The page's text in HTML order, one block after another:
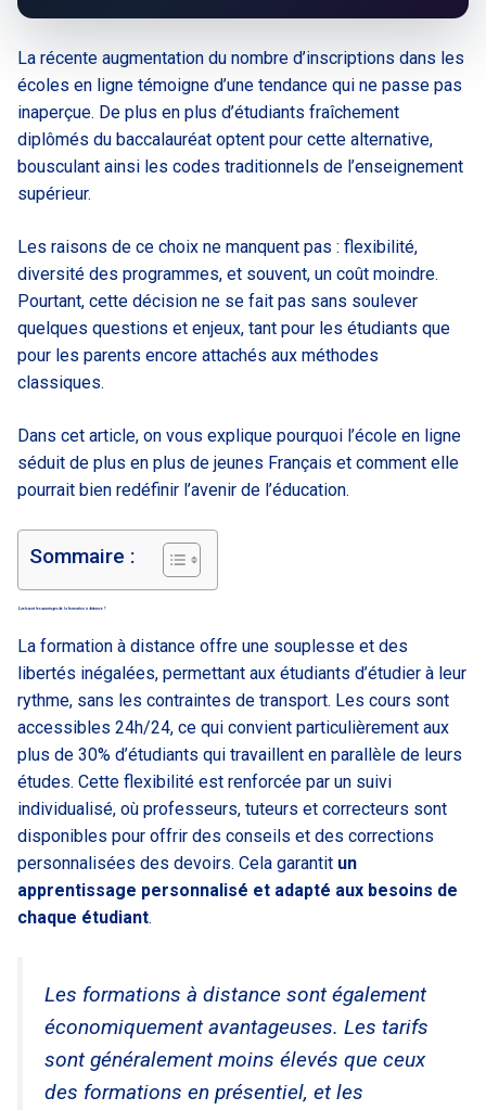
La récente augmentation du nombre d’inscriptions dans les
écoles en ligne témoigne d’une tendance qui ne passe pas
inaperçue. De plus en plus d’étudiants fraîchement
diplômés du baccalauréat optent pour cette alternative,
bousculant ainsi les codes traditionnels de l’enseignement
supérieur.
Les raisons de ce choix ne manquent pas : flexibilité,
diversité des programmes, et souvent, un coût moindre.
Pourtant, cette décision ne se fait pas sans soulever
quelques questions et enjeux, tant pour les étudiants que
pour les parents encore attachés aux méthodes
classiques.
Dans cet article, on vous explique pourquoi l’école en ligne
séduit de plus en plus de jeunes Français et comment elle
pourrait bien redéfinir l’avenir de l’éducation.
Sommaire :
Quels sont les avantages de la formation à distance ?
La formation à distance offre une souplesse et des
libertés inégalées, permettant aux étudiants d’étudier à leur
rythme, sans les contraintes de transport. Les cours sont
accessibles 24h/24, ce qui convient particulièrement aux
plus de 30% d’étudiants qui travaillent en parallèle de leurs
études. Cette flexibilité est renforcée par un suivi
individualisé, où professeurs, tuteurs et correcteurs sont
disponibles pour offrir des conseils et des corrections
personnalisées des devoirs. Cela garantit un
apprentissage personnalisé et adapté aux besoins de
chaque étudiant.
Les formations à distance sont également
économiquement avantageuses. Les tarifs
sont généralement moins élevés que ceux
des formations en présentiel, et les